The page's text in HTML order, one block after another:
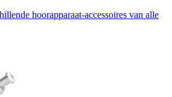
hoorapparaat-accessoires van alle